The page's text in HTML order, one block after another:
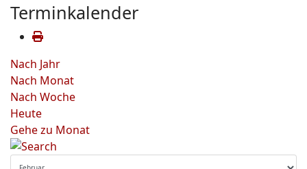
Terminkalender
Nach Jahr
Nach Monat
Nach Woche
Heute
Gehe zu Monat